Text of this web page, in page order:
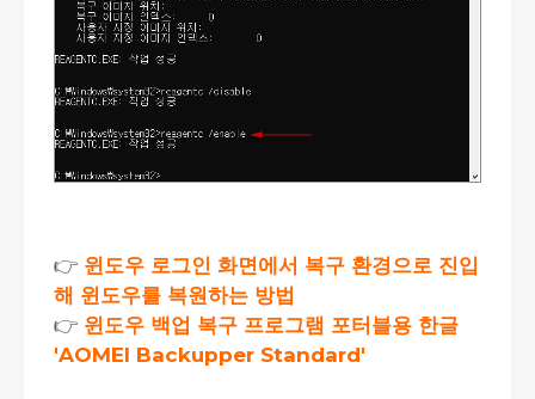
👉 윈도우 로그인 화면에서 복구 환경으로 진입
해 윈도우를 복원하는 방법
👉 윈도우 백업 복구 프로그램 포터블용 한글
'AOMEI Backupper Standard'